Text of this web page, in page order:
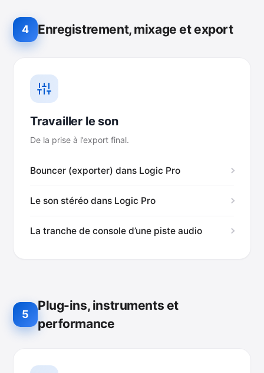
4 Enregistrement, mixage et export
Travailler le son
De la prise à l’export final.
Bouncer (exporter) dans Logic Pro
Le son stéréo dans Logic Pro
La tranche de console d’une piste audio
5
Plug-ins, instruments et
performance